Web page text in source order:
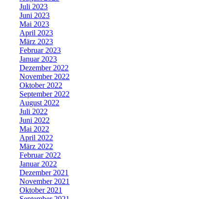
Juli 2023
Juni 2023
Mai 2023
April 2023
März 2023
Februar 2023
Januar 2023
Dezember 2022
November 2022
Oktober 2022
September 2022
August 2022
Juli 2022
Juni 2022
Mai 2022
April 2022
März 2022
Februar 2022
Januar 2022
Dezember 2021
November 2021
Oktober 2021